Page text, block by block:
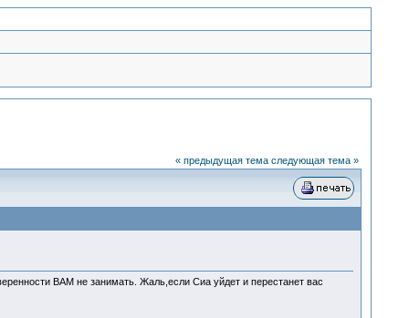
« предыдущая тема следующая тема »
ВАМ не занимать. Жаль,если Сиа уйдет и перестанет вас